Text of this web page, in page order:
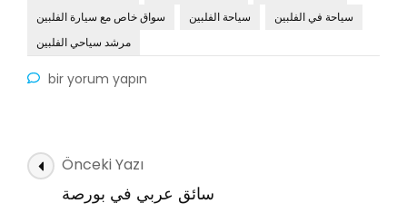
سواق خاص مع سيارة الفلبين
سياحة الفلبين
سياحة في الفلبين
مرشد سياحي الفلبين
السياحة
bir yorum yapın
Yazı
dolaşımı
Önceki Yazı
سائق عربي في بورصة